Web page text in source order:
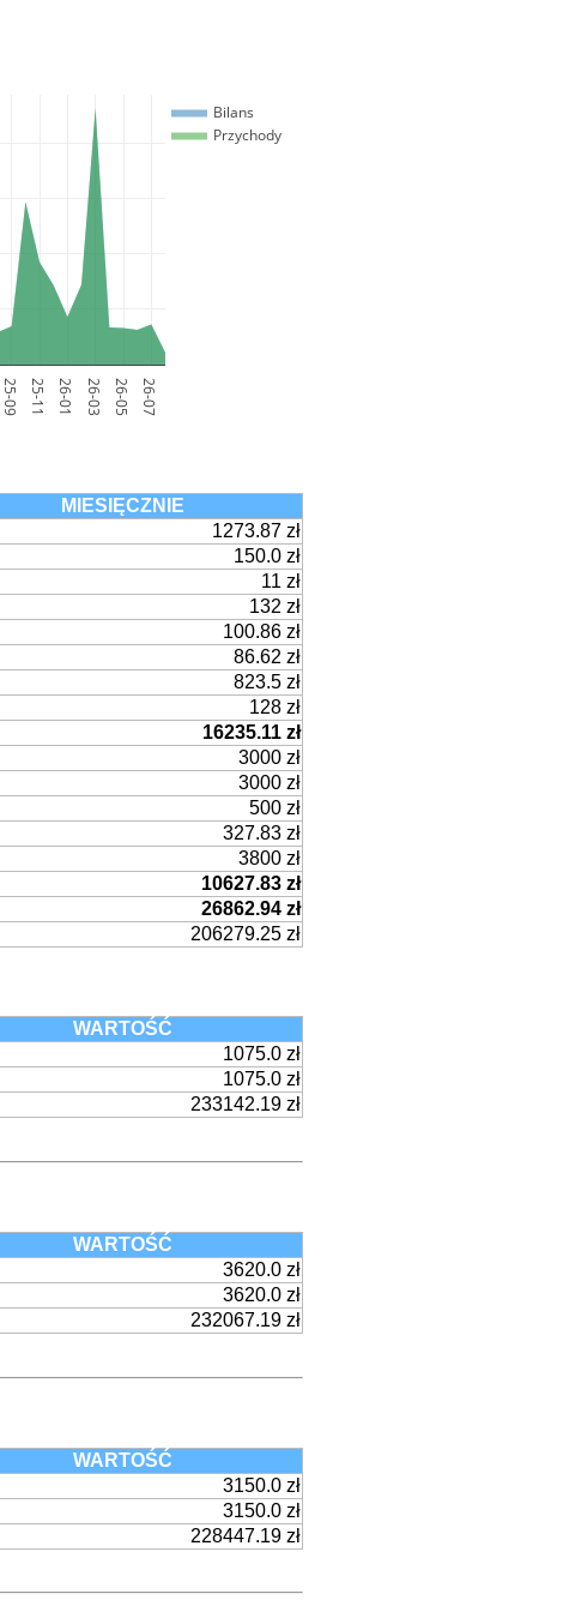
25-09 25-11 26-01 26-03 26-05 26-07
Bilans
Przychody
MIESIĘCZNIE
1273.87 zł
150.0 zł
11 zł
132 zł
100.86 zł
86.62 zł
823.5 zł
128 zł
16235.11 zł
3000 zł
3000 zł
500 zł
327.83 zł
3800 zł
10627.83 zł
26862.94 zł
206279.25 zł
WARTOŚĆ
1075.0 zł
1075.0 zł
233142.19 zł
WARTOŚĆ
3620.0 zł
3620.0 zł
232067.19 zł
WARTOŚĆ
3150.0 zł
3150.0 zł
228447.19 zł